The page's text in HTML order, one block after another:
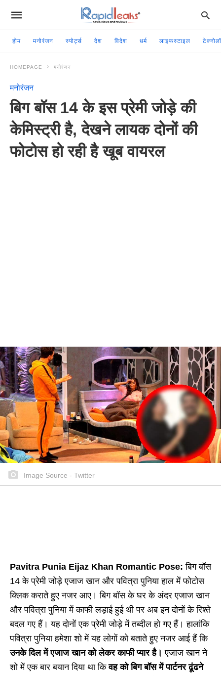
होम मनोरंजन स्पोर्ट्स देश विदेश धर्म लाइफस्टाइल
HOMEPAGE मनोरंजन
मनोरंजन
बिग बॉस 14 के इस प्रेमी जोड़े की
केमिस्ट्री है, देखने लायक दोनों की
फोटोस हो रही है खूब वायरल
Image Source - Twitter
Pavitra Punia Eijaz Khan Romantic Pose: बिग बॉस
14 के प्रेमी जोड़े एजाज खान और पवित्रा पुनिया हाल में फोटोस
क्लिक कराते हुए नजर आए। बिग बॉस के घर के अंदर एजाज खान
और पवित्रा पुनिया में काफी लड़ाई हुई थी पर अब इन दोनों के रिश्ते
बदल गए हैं। यह दोनों एक प्रेमी जोड़े में तब्दील हो गए हैं। हालांकि
पवित्रा पुनिया हमेशा शो में यह लोगों को बताते हुए नजर आई हैं कि
उनके दिल में एजाज खान को लेकर काफी प्यार है। एजाज खान ने
शो में एक बार बयान दिया था किवह को बिग बॉस में पार्टनर ढूंढने